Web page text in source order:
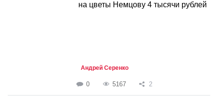
на цветы Немцову 4 тысячи рублей
Андрей Серенко
0 5167 2